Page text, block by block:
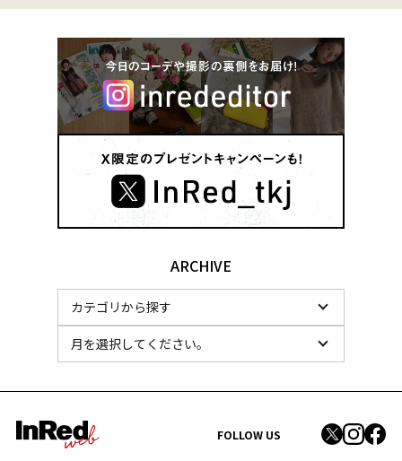
ARCHIVE
FOLLOW US